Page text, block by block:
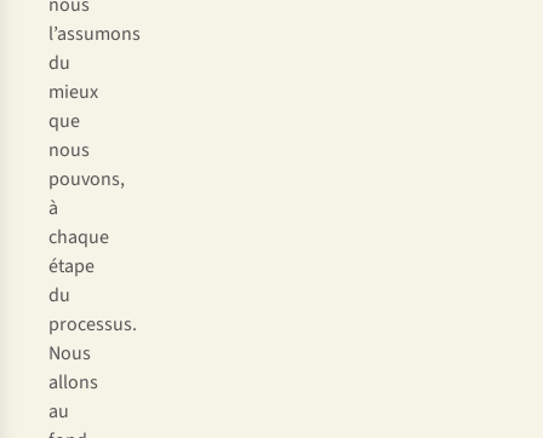
l’assumons
du
mieux
que
nous
pouvons,
à
chaque
étape
du
processus.
Nous
allons
au